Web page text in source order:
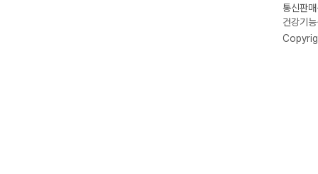
통신판
건강기